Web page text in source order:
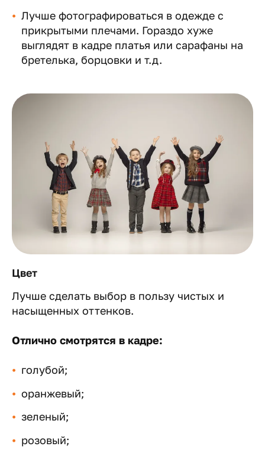
Лучше фотографироваться в одежде с
прикрытыми плечами. Гораздо хуже
выглядят в кадре платья или сарафаны на
бретелька, борцовки и т.д.
Цвет
Лучше сделать выбор в пользу чистых и
насыщенных оттенков.
Отлично смотрятся в кадре:
голубой;
оранжевый;
зеленый;
розовый;